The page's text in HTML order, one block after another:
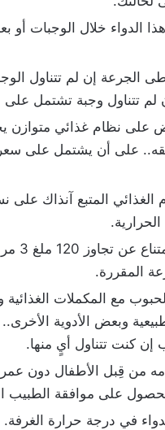
الدواء خلال الوجبات أو
الجرعة إن لم تتناول
لم تتناول وجبة تشتمل على
على نظام غذائي متوازن
على أن يشتمل على
من
المقررة.
مع المكملات الغذائية
وبعض الأدوية
إن كنت تتناول أيٍ منها.
على موافقة الطبيب
في درجة حرارة الغرفة.